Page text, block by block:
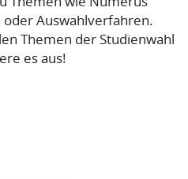
Auswahlverfahren.
Themen der Studienwahl
es aus!